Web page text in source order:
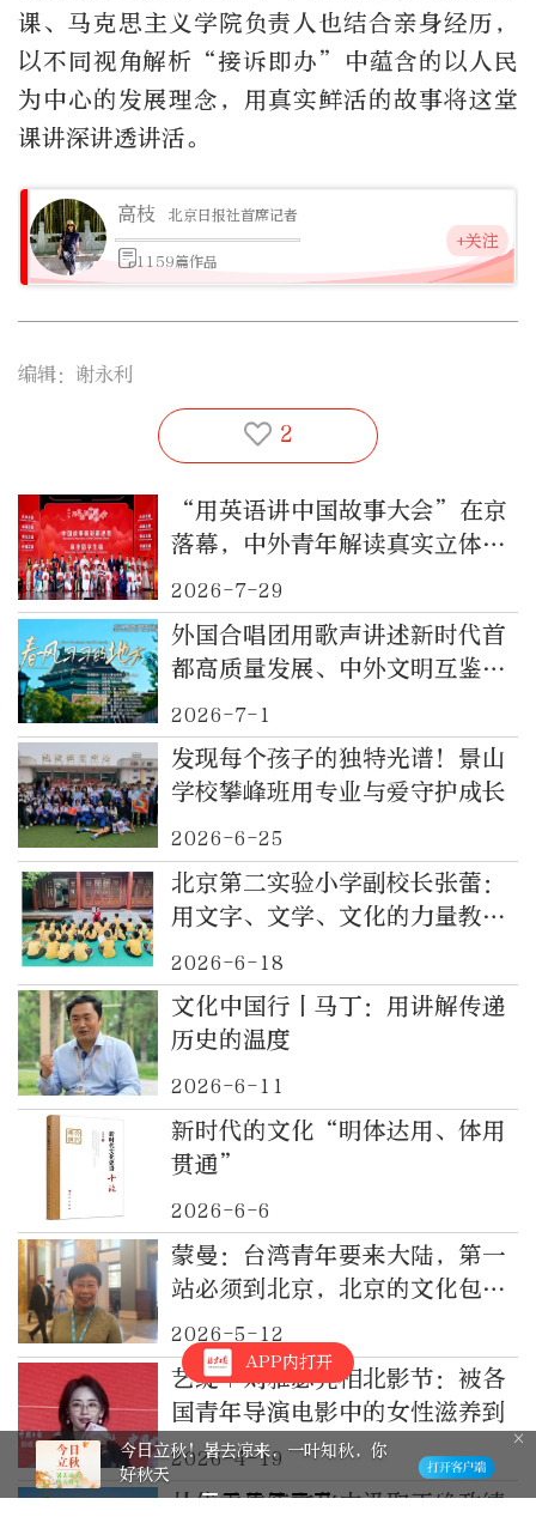
课、马克思主义学院负责人也结合亲身经历，
以不同视角解析 “接诉即办”
中蕴含的以人民
为中心的发展理念，用真实鲜活的故事将这堂
课讲深讲透讲活。
高枝 北京日报社首席记者
1159篇作品
+关注
编辑：谢永利
2
“用英语讲中国故事大会”在京
落幕，中外青年解读真实立体的
中国
2026-7-29
外国合唱团用歌声讲述新时代首
都高质量发展、中外文明互鉴共
生的北京故事
2026-7-1
发现每个孩子的独特光谱！景山
学校攀峰班用专业与爱守护成长
2026-6-25
北京第二实验小学副校长张蕾：
用文字、文学、文化的力量教书
育人
2026-6-18
文化中国行丨马丁：用讲解传递
历史的温度
2026-6-11
新时代的文化“明体达用、体用
贯通”
2026-6-6
蒙曼：台湾青年要来大陆，第一
站必须到北京，北京的文化包容
力最强，传承力也最好
2026-5-12
艺绽｜刘雅瑟亮相北影节：被各
国青年导演电影中的女性滋养到
2026-4-19
从优秀传统文化中汲取正确政绩
APP内打开
今日立秋！暑去凉来，一叶知秋，你
好秋天